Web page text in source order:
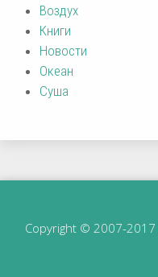
Воздух
Книги
Новости
Океан
Суша
Copyright © 2007-2017